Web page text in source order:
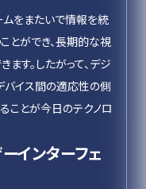
ムをまたいで情報を統
とができ、長期的な視
す。したがって、デジ
バイス間の適応性の側
ことが今日のテクノロ
インターフェ